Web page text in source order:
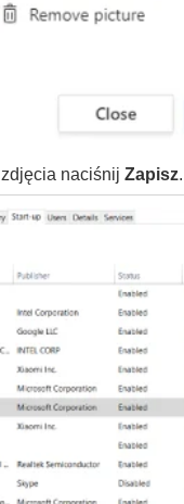
zdjęcia naciśnij Zapisz.